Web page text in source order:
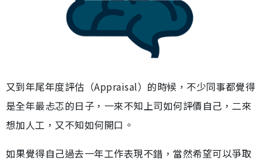
又到年尾年度評估（Appraisal）的時候，不少同事都覺得
是全年最忐忑的日子，一來不知上司如何評價自己，二來
想加人工，又不知如何開口。
如果覺得自己過去一年工作表現不錯，當然希望可以爭取